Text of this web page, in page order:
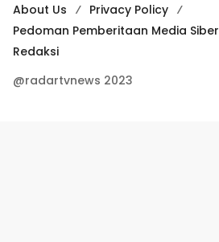
About Us
Privacy Policy
Pedoman Pemberitaan Media Siber
Redaksi
@radartvnews 2023